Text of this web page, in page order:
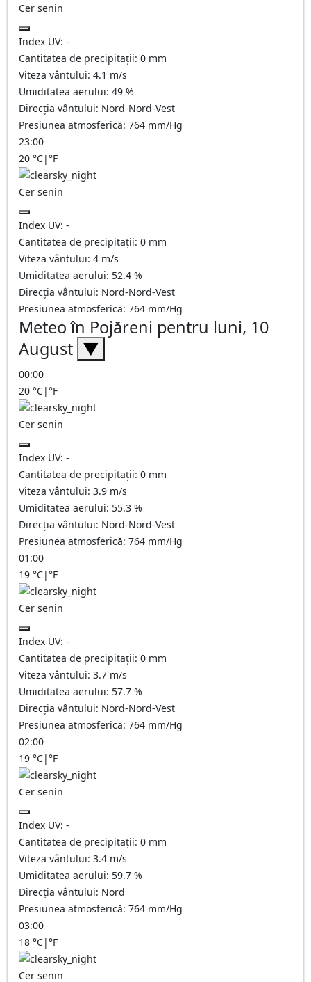
Cer senin
Index UV: -
Cantitatea de precipitații: 0 mm
Viteza vântului: 4.1 m/s
Umiditatea aerului: 49 %
Direcția vântului: Nord-Nord-Vest
Presiunea atmosferică: 764 mm/Hg
23:00
20 °C|°F
Cer senin
Index UV: -
Cantitatea de precipitații: 0 mm
Viteza vântului: 4 m/s
Umiditatea aerului: 52.4 %
Direcția vântului: Nord-Nord-Vest
Presiunea atmosferică: 764 mm/Hg
Meteo în Pojăreni pentru luni, 10
August ▼
00:00
20 °C|°F
Cer senin
Index UV: -
Cantitatea de precipitații: 0 mm
Viteza vântului: 3.9 m/s
Umiditatea aerului: 55.3 %
Direcția vântului: Nord-Nord-Vest
Presiunea atmosferică: 764 mm/Hg
01:00
19 °C|°F
Cer senin
Index UV: -
Cantitatea de precipitații: 0 mm
Viteza vântului: 3.7 m/s
Umiditatea aerului: 57.7 %
Direcția vântului: Nord-Nord-Vest
Presiunea atmosferică: 764 mm/Hg
02:00
19 °C|°F
Cer senin
Index UV: -
Cantitatea de precipitații: 0 mm
Viteza vântului: 3.4 m/s
Umiditatea aerului: 59.7 %
Direcția vântului: Nord
Presiunea atmosferică: 764 mm/Hg
03:00
18 °C|°F
Cer senin